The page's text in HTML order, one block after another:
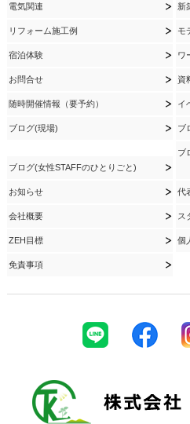
電気関連 新
リフォーム施工例 モ
宿泊体験 ワ
お問合せ 資
随時開催情報（要予約） イ
ブログ(現場) ブ
ブログ(女性STAFFのひとりごと)
ブ
お知らせ 代
会社概要 ス
ZEH目標 個
免責事項